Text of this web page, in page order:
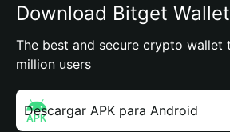
Download Bitget
The best and secure crypto wallet
million users
Descargar APK para Android